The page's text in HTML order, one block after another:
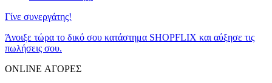
Γίνε συνεργάτης!
Άνοιξε τώρα το δικό σου κατάστημα SHOPFLIX και αύξησε τις
πωλήσεις σου.
ONLINE ΑΓΟΡΕΣ